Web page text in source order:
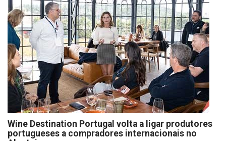
Wine Destination Portugal volta a ligar produtores
portugueses a compradores internacionais no